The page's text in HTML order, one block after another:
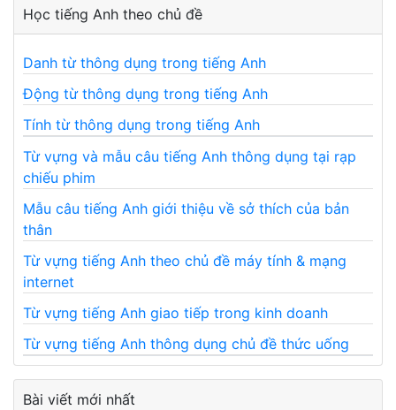
Học tiếng Anh theo chủ đề
Danh từ thông dụng trong tiếng Anh
Động từ thông dụng trong tiếng Anh
Tính từ thông dụng trong tiếng Anh
Từ vựng và mẫu câu tiếng Anh thông dụng tại rạp
chiếu phim
Mẫu câu tiếng Anh giới thiệu về sở thích của bản
thân
Từ vựng tiếng Anh theo chủ đề máy tính & mạng
internet
Từ vựng tiếng Anh giao tiếp trong kinh doanh
Từ vựng tiếng Anh thông dụng chủ đề thức uống
Bài viết mới nhất